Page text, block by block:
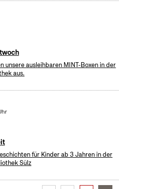
unsere ausleihbaren MINT-Boxen in der
aus.
für Kinder ab 3 Jahren in der
Sülz